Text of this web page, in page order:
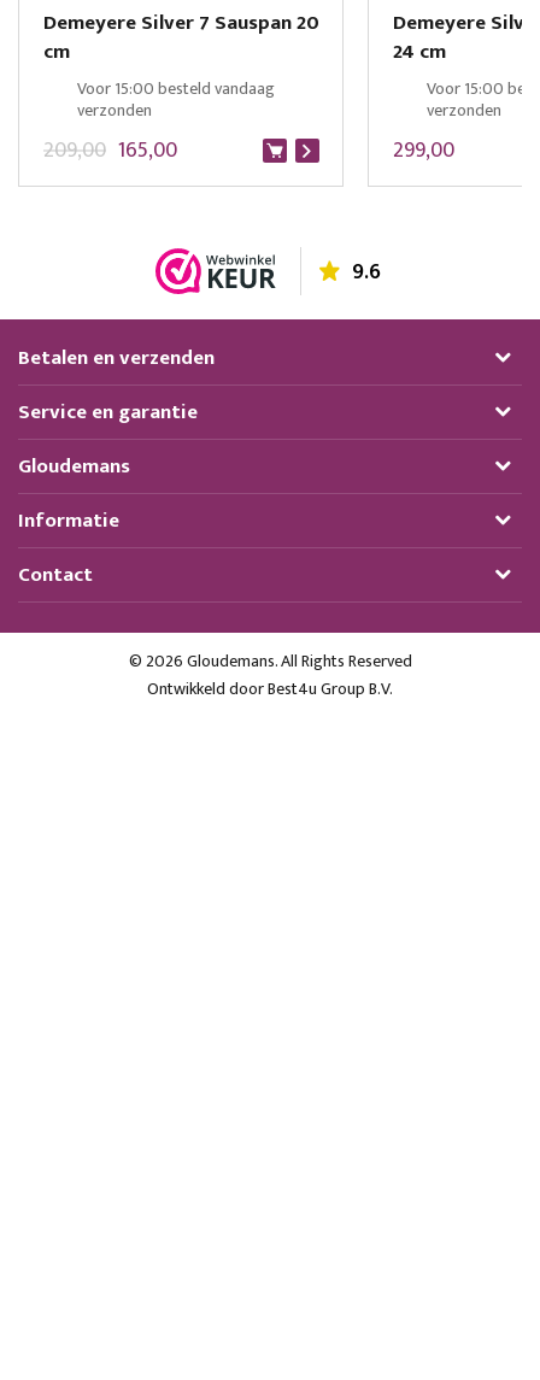
Demeyere Silver 7 Sauspan 20
cm
Voor 15:00 besteld vandaag
verzonden
165,00
209,00
Demeyere
24 cm
Voor 15:00
verzonden
299,00
9.6
Betalen en verzenden
Service en garantie
Gloudemans
Informatie
Contact
© 2026 Gloudemans. All Rights Reserved
Ontwikkeld doorBest4u Group B.V.